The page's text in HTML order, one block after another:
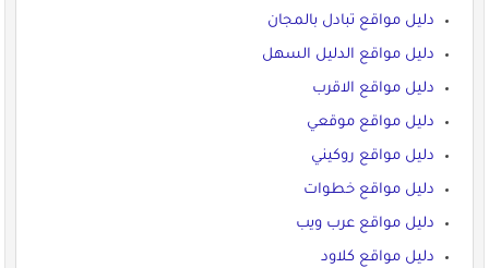
دليل مواقع تبادل بالمجان
دليل مواقع الدليل السهل
دليل مواقع الاقرب
دليل مواقع موقعي
دليل مواقع روكيني
دليل مواقع خطوات
دليل مواقع عرب ويب
دليل مواقع كلاود